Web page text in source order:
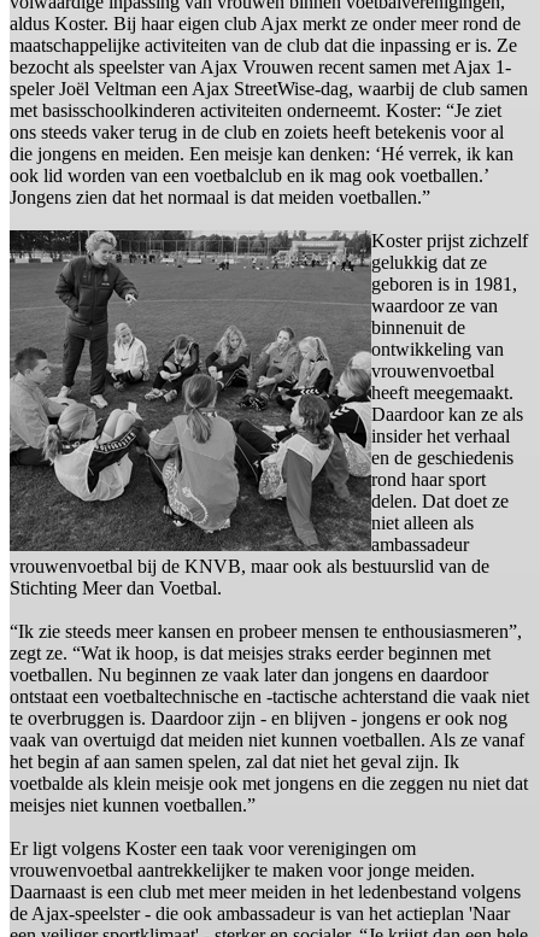
aldus Koster. Bij haar eigen club Ajax merkt ze onder meer rond de
maatschappelijke activiteiten van de club dat die inpassing er is. Ze
bezocht als speelster van Ajax Vrouwen recent samen met Ajax 1-
speler Joël Veltman een Ajax StreetWise-dag, waarbij de club samen
met basisschoolkinderen activiteiten onderneemt. Koster: “Je ziet
ons steeds vaker terug in de club en zoiets heeft betekenis voor al
die jongens en meiden. Een meisje kan denken: ‘Hé verrek, ik kan
ook lid worden van een voetbalclub en ik mag ook voetballen.’
Jongens zien dat het normaal is dat meiden voetballen.”
Koster prijst zichzelf
gelukkig dat ze
geboren is in 1981,
waardoor ze van
binnenuit de
ontwikkeling van
vrouwenvoetbal
heeft meegemaakt.
Daardoor kan ze als
insider het verhaal
en de geschiedenis
rond haar sport
delen. Dat doet ze
niet alleen als
ambassadeur
vrouwenvoetbal bij de KNVB, maar ook als bestuurslid van de
Stichting Meer dan Voetbal.
“Ik zie steeds meer kansen en probeer mensen te enthousiasmeren”,
zegt ze. “Wat ik hoop, is dat meisjes straks eerder beginnen met
voetballen. Nu beginnen ze vaak later dan jongens en daardoor
ontstaat een voetbaltechnische en -tactische achterstand die vaak niet
te overbruggen is. Daardoor zijn - en blijven - jongens er ook nog
vaak van overtuigd dat meiden niet kunnen voetballen. Als ze vanaf
het begin af aan samen spelen, zal dat niet het geval zijn. Ik
voetbalde als klein meisje ook met jongens en die zeggen nu niet dat
meisjes niet kunnen voetballen.”
Er ligt volgens Koster een taak voor verenigingen om
vrouwenvoetbal aantrekkelijker te maken voor jonge meiden.
Daarnaast is een club met meer meiden in het ledenbestand volgens
de Ajax-speelster - die ook ambassadeur is van het actieplan 'Naar